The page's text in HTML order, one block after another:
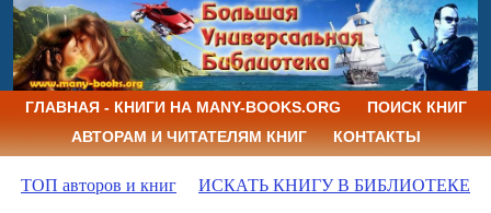
ГЛАВНАЯ - КНИГИ НА MANY-BOOKS.ORG
ПОИСК КНИГ
АВТОРАМ И ЧИТАТЕЛЯМ КНИГ
КОНТАКТЫ
ТОП авторов и книг ИСКАТЬ КНИГУ В БИБЛИОТЕКЕ